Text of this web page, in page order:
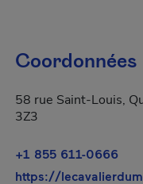
Coordonnées
58 rue Saint-Louis,
3Z3
+1 855 611-0666
https://